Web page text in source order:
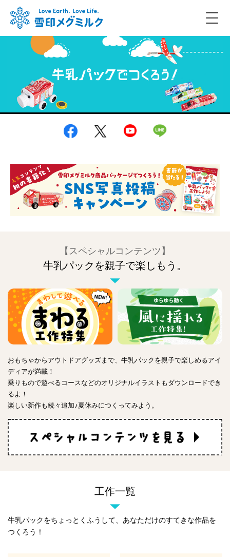
【スペシャルコンテンツ】
牛乳パックを親子で楽しもう。
おもちゃからアウトドアグッズまで、牛乳パックを親子で楽しめるアイ
ディアが満載！
乗りもので遊べるコースなどのオリジナルイラストもダウンロードでき
るよ！
楽しい新作も続々追加♪夏休みにつくってみよう。
工作一覧
牛乳パックをちょっとくふうして、 あなただけのすてきな作品を
つくろう！